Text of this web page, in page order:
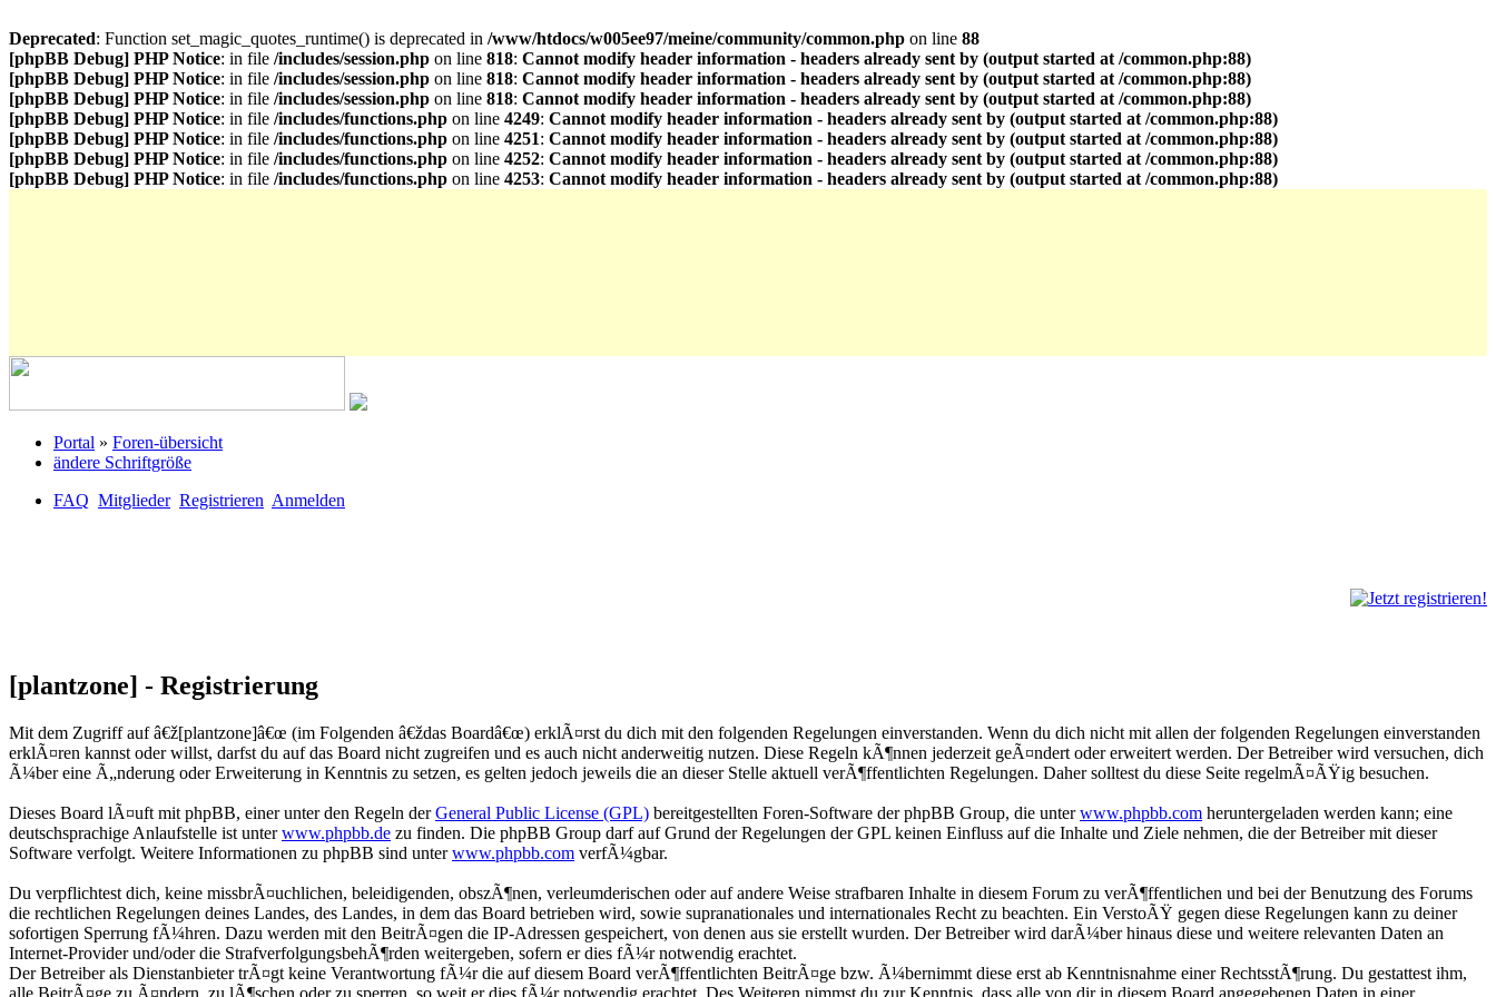
Deprecated: Function set_magic_quotes_runtime() is deprecated in /www/htdocs/w005ee97/meine/community/common.php on line 88
[phpBB Debug] PHP Notice: in file /includes/session.php on line 818: Cannot modify header information - headers already sent by (output started at /common.php:88)
[phpBB Debug] PHP Notice: in file /includes/session.php on line 818: Cannot modify header information - headers already sent by (output started at /common.php:88)
[phpBB Debug] PHP Notice: in file /includes/session.php on line 818: Cannot modify header information - headers already sent by (output started at /common.php:88)
[phpBB Debug] PHP Notice: in file /includes/functions.php on line 4249: Cannot modify header information - headers already sent by (output started at /common.php:88)
[phpBB Debug] PHP Notice: in file /includes/functions.php on line 4251: Cannot modify header information - headers already sent by (output started at /common.php:88)
[phpBB Debug] PHP Notice: in file /includes/functions.php on line 4252: Cannot modify header information - headers already sent by (output started at /common.php:88)
[phpBB Debug] PHP Notice: in file /includes/functions.php on line 4253: Cannot modify header information - headers already sent by (output started at /common.php:88)
Portal » Foren-übersicht
ändere Schriftgröße
FAQ Mitglieder Registrieren Anmelden
[plantzone] - Registrierung
Mit dem Zugriff auf â€ž[plantzone]â€œ (im Folgenden â€ždas Boardâ€œ) erklÃ¤rst du dich mit den folgenden Regelungen einverstanden. Wenn du dich nicht mit allen der folgenden Regelungen einverstanden
erklÃ¤ren kannst oder willst, darfst du auf das Board nicht zugreifen und es auch nicht anderweitig nutzen. Diese Regeln kÃ¶nnen jederzeit geÃ¤ndert oder erweitert werden. Der Betreiber wird versuchen, dich
Ã¼ber eine Ã„nderung oder Erweiterung in Kenntnis zu setzen, es gelten jedoch jeweils die an dieser Stelle aktuell verÃ¶ffentlichten Regelungen. Daher solltest du diese Seite regelmÃ¤ÃŸig besuchen.
Dieses Board lÃ¤uft mit phpBB, einer unter den Regeln derGeneral Public License (GPL) bereitgestellten Foren-Software der phpBB Group, die unterwww.phpbb.com heruntergeladen werden kann; eine
deutschsprachige Anlaufstelle ist unterwww.phpbb.de zu finden. Die phpBB Group darf auf Grund der Regelungen der GPL keinen Einfluss auf die Inhalte und Ziele nehmen, die der Betreiber mit dieser
Software verfolgt. Weitere Informationen zu phpBB sind unterwww.phpbb.com verfÃ¼gbar.
Du verpflichtest dich, keine missbrÃ¤uchlichen, beleidigenden, obszÃ¶nen, verleumderischen oder auf andere Weise strafbaren Inhalte in diesem Forum zu verÃ¶ffentlichen und bei der Benutzung des Forums
die rechtlichen Regelungen deines Landes, des Landes, in dem das Board betrieben wird, sowie supranationales und internationales Recht zu beachten. Ein VerstoÃŸ gegen diese Regelungen kann zu deiner
sofortigen Sperrung fÃ¼hren. Dazu werden mit den BeitrÃ¤gen die IP-Adressen gespeichert, von denen aus sie erstellt wurden. Der Betreiber wird darÃ¼ber hinaus diese und weitere relevanten Daten an
Internet-Provider und/oder die StrafverfolgungsbehÃ¶rden weitergeben, sofern er dies fÃ¼r notwendig erachtet.
Der Betreiber als Dienstanbieter trÃ¤gt keine Verantwortung fÃ¼r die auf diesem Board verÃ¶ffentlichten BeitrÃ¤ge bzw. Ã¼bernimmt diese erst ab Kenntnisnahme einer RechtsstÃ¶rung. Du gestattest ihm,
alle BeitrÃ¤ge zu Ã¤ndern, zu lÃ¶schen oder zu sperren, so weit er dies fÃ¼r notwendig erachtet. Des Weiteren nimmst du zur Kenntnis, dass alle von dir in diesem Board angegebenen Daten in einer